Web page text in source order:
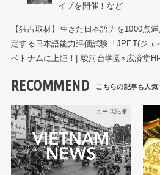
イブを開催！など
【独占取材】生きた日本語力を1000点
定する日本語能力評価試験「JPET(ジェ
ベトナムに上陸！| 駿河台学園×広済堂
RECOMMEND
ニュース記事